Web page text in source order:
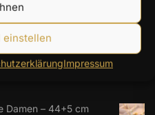
einstellen
Impressum
Herzstein
Damen – 44+5 cm